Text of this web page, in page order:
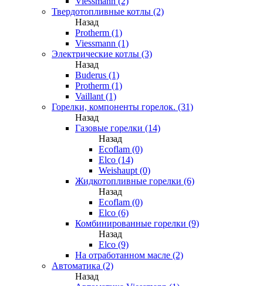
Твердотопливные котлы (2)
Назад
Protherm (1)
Viessmann (1)
Электрические котлы (3)
Назад
Buderus (1)
Protherm (1)
Vaillant (1)
Горелки, компоненты горелок. (31)
Назад
Газовые горелки (14)
Назад
Ecoflam (0)
Elco (14)
Weishaupt (0)
Жидкотопливные горелки (6)
Назад
Ecoflam (0)
Elco (6)
Комбинированные горелки (9)
Назад
Elco (9)
На отработанном масле (2)
Автоматика (2)
Назад